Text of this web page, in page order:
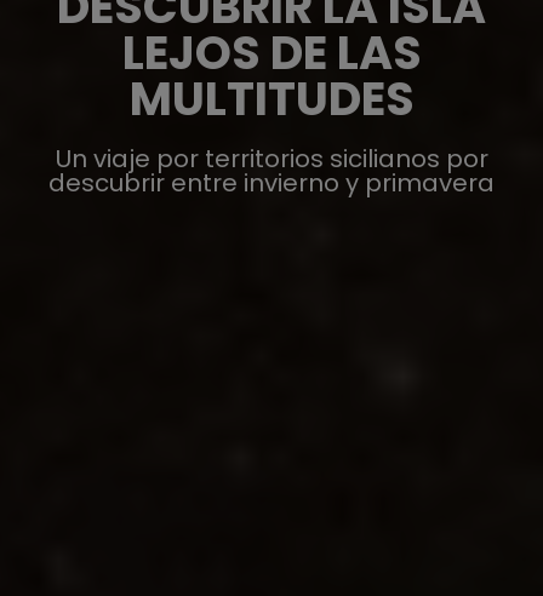
LEJOS DE LAS
MULTITUDES
Un viaje por territorios sicilianos por
descubrir entre invierno y primavera